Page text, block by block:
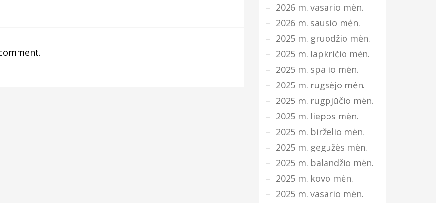
2026 m. vasario mėn.
2026 m. sausio mėn.
2025 m. gruodžio mėn.
2025 m. lapkričio mėn.
2025 m. spalio mėn.
2025 m. rugsėjo mėn.
2025 m. rugpjūčio mėn.
2025 m. liepos mėn.
2025 m. birželio mėn.
2025 m. gegužės mėn.
2025 m. balandžio mėn.
2025 m. kovo mėn.
2025 m. vasario mėn.